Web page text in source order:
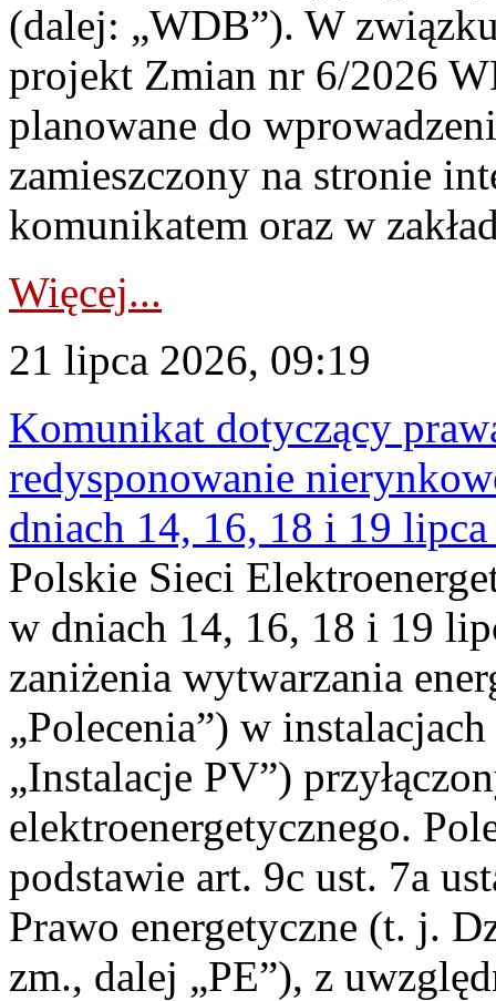
(dalej: „WDB”). W
projekt Zmian nr 6/2026
planowane do
zamieszczony na stronie
komunikatem oraz w
Więcej...
21 lipca 2026, 09:19
Komunikat dotyczący
redysponowanie
dniach 14, 16, 18 i 19
Polskie Sieci
w dniach 14, 16, 18 i 19
zaniżenia wytwarzania
„Polecenia”) w
„Instalacje PV”)
elektroenergetycznego.
podstawie art. 9c ust. 7a
Prawo energetyczne (t. j.
zm., dalej „PE”), z